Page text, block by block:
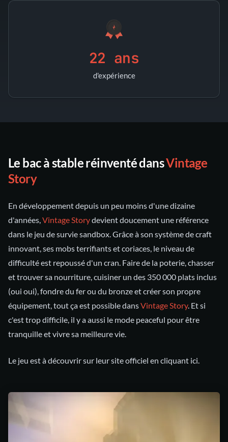
22 ans
d'expérience
Le bac à stable réinventé dansVintage
Story
En développement depuis un peu moins d'une dizaine
d'années,Vintage Storydevient doucement une référence
dans le jeu de survie sandbox. Grâce à son système de craft
innovant, ses mobs terrifiants et coriaces, le niveau de
difficulté est repoussé d'un cran. Faire de la poterie, chasser
et trouver sa nourriture, cuisiner un des 350 000 plats inclus
(oui oui), fondre du fer ou du bronze et créer son propre
équipement, tout ça est possible dansVintage Story. Et si
c'est trop difficile, il y a aussi le mode peaceful pour être
tranquille et vivre sa meilleure vie.
Le jeu est à découvrir sur leur site officiel en cliquant ici.